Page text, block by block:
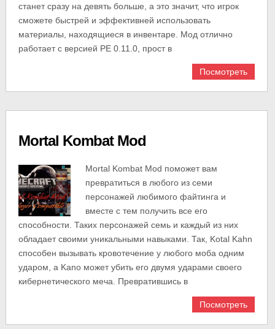
станет сразу на девять больше, а это значит, что игрок
сможете быстрей и эффективней использовать
материалы, находящиеся в инвентаре. Мод отлично
работает с версией PE 0.11.0, прост в
Посмотреть
Mortal Kombat Mod
Mortal Kombat Mod поможет вам
превратиться в любого из семи
персонажей любимого файтинга и
вместе с тем получить все его
способности. Таких персонажей семь и каждый из них
обладает своими уникальными навыками. Так, Kotal Kahn
способен вызывать кровотечение у любого моба одним
ударом, а Kano может убить его двумя ударами своего
кибернетического меча. Превратившись в
Посмотреть